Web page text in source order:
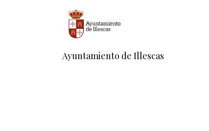
Ayuntamiento de Illescas